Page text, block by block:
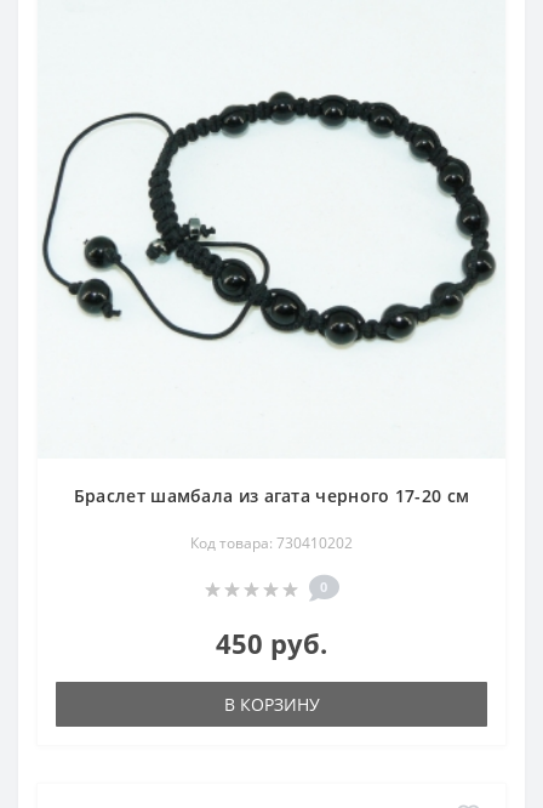
Браслет шамбала из агата черного 17-20 см
Код товара: 730410202
0
450 руб.
В КОРЗИНУ